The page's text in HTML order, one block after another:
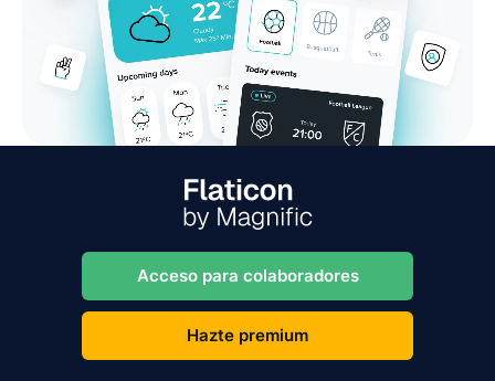
Acceso para colaboradores
Hazte premium